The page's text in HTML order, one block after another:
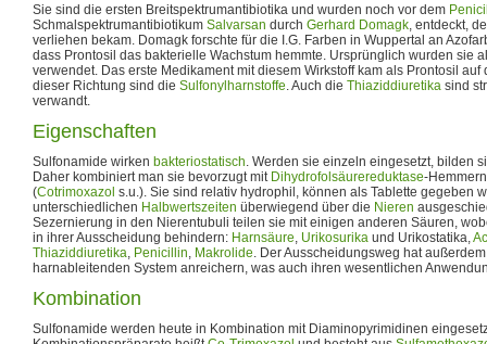
Sie sind die ersten Breitspektrumantibiotika und wurden noch vor dem
Schmalspektrumantibiotikum Salvarsan durch Gerhard Domagk, entdeckt,
verliehen bekam. Domagk forschte für die I.G. Farben in Wuppertal an
dass Prontosil das bakterielle Wachstum hemmte. Ursprünglich wurden sie
verwendet. Das erste Medikament mit diesem Wirkstoff kam als Prontosil auf
dieser Richtung sind die Sulfonylharnstoffe. Auch die Thiaziddiuretika sind
verwandt.
Eigenschaften
Sulfonamide wirken bakteriostatisch. Werden sie einzeln eingesetzt, bilden
Daher kombiniert man sie bevorzugt mit Dihydrofolsäurereduktase-
(Cotrimoxazol s.u.). Sie sind relativ hydrophil, können als Tablette gegeben
unterschiedlichen Halbwertszeiten überwiegend über die Nieren
Sezernierung in den Nierentubuli teilen sie mit einigen anderen Säuren,
in ihrer Ausscheidung behindern: Harnsäure, Urikosurika und Urikostatika,
Thiaziddiuretika, Penicillin, Makrolide. Der Ausscheidungsweg hat
harnableitenden System anreichern, was auch ihren wesentlichen
Kombination
Sulfonamide werden heute in Kombination mit Diaminopyrimidinen